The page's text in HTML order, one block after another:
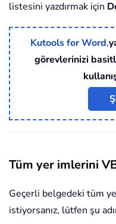
listesini yazdırmak için
Kutools for Word,
görevlerinizi
Tüm yer imlerini
Geçerli belgedeki tüm
istiyorsanız, lütfen şu